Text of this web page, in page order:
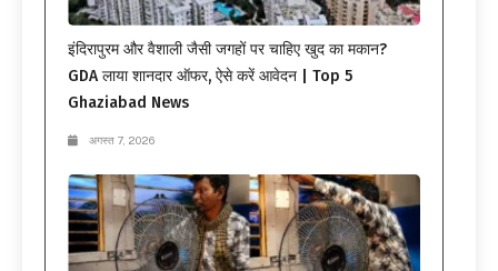
इंदिरापुरम और वैशाली जैसी जगहों पर चाहिए खुद का मकान?
GDA लाया शानदार ऑफर, ऐसे करें आवेदन | Top 5
Ghaziabad News
अगस्त 7, 2026